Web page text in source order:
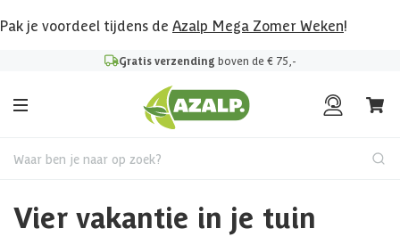
Pak je voordeel tijdens de Azalp Mega Zomer Weken!
Gratis verzending boven de € 75,-
Waar ben je naar op zoek?
Vier vakantie in je tuin